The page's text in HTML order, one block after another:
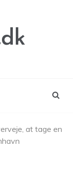
at tage en